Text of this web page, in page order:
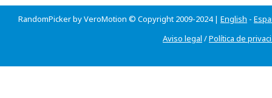
RandomPicker by VeroMotion © Copyright 2009-2024 | English -
Aviso legal /Política de